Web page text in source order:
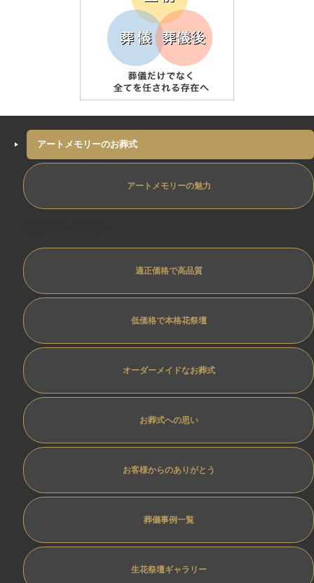
アートメモリーのお葬式
アートメモリーの魅力
適正価格で高品質
低価格で本格花祭壇
オーダーメイドなお葬式
お葬式への思い
お客様からのありがとう
葬儀事例一覧
生花祭壇ギャラリー